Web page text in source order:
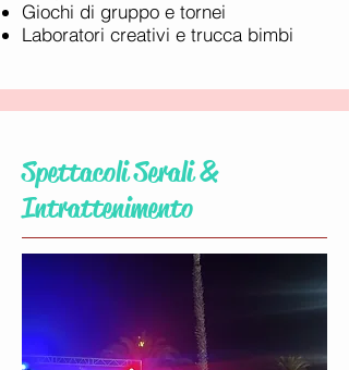
Giochi di gruppo e tornei
Laboratori creativi e trucca bimbi
Spettacoli Serali &
Intrattenimento